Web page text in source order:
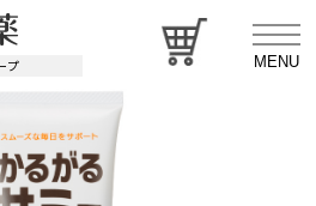
プ MENU